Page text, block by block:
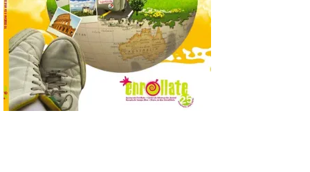
Billionhands revela los
diez destinos y locales
preferidos por los
consumidores para
tomarse una caña este verano, con León y
Madrid a la cabeza de la lista. Salamanca
ocupa el noveno lugar. Los españoles
priorizan las […]